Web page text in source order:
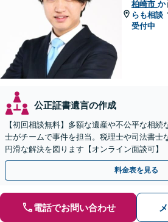
柏崎市 か
らも相談
受付中
公正証書遺言の作成
【初回相談無料】多額な遺産や不公平な相
士がチームで事件を担当。税理士や司法書士
円滑な解決を図ります【オンライン面談可】
料金表を見る
電話でお問い合わせ